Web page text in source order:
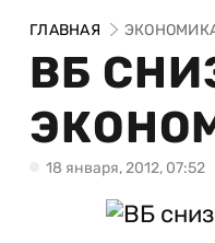
ГЛАВНАЯ
ВБ
18 января, 2012, 07:52